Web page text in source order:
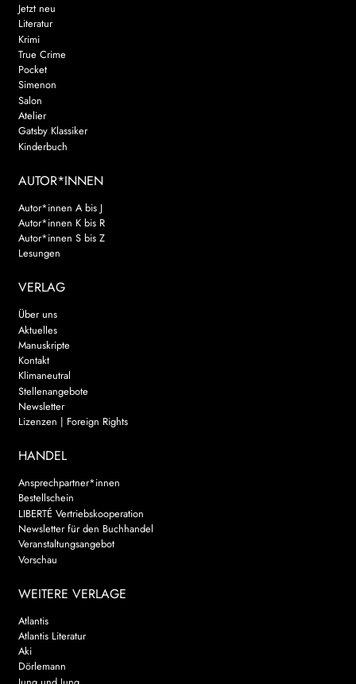
Jetzt neu
Literatur
Krimi
True Crime
Pocket
Simenon
Salon
Atelier
Gatsby Klassiker
Kinderbuch
AUTOR*INNEN
Autor*innen A bis J
Autor*innen K bis R
Autor*innen S bis Z
Lesungen
VERLAG
Über uns
Aktuelles
Manuskripte
Kontakt
Klimaneutral
Stellenangebote
Newsletter
Lizenzen | Foreign Rights
HANDEL
Ansprechpartner*innen
Bestellschein
LIBERTÉ Vertriebskooperation
Newsletter für den Buchhandel
Veranstaltungsangebot
Vorschau
WEITERE VERLAGE
Atlantis
Atlantis Literatur
Aki
Dörlemann